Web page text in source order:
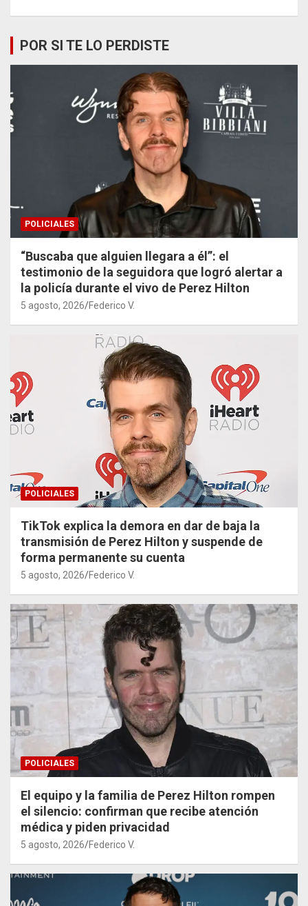
POR SI TE LO PERDISTE
POLICIALES
“Buscaba que alguien llegara a él”: el
testimonio de la seguidora que logró alertar a
la policía durante el vivo de Perez Hilton
5 agosto, 2026 Federico V.
POLICIALES
TikTok explica la demora en dar de baja la
transmisión de Perez Hilton y suspende de
forma permanente su cuenta
5 agosto, 2026 Federico V.
POLICIALES
El equipo y la familia de Perez Hilton rompen
el silencio: confirman que recibe atención
médica y piden privacidad
5 agosto, 2026 Federico V.